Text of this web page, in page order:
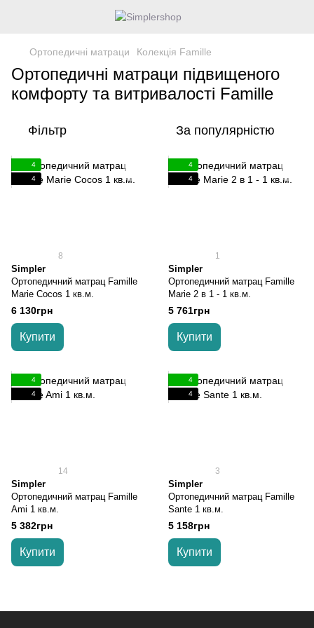
Ортопедичні матраци Колекція Famille
Ортопедичні матраци підвищеного
комфорту та витривалості Famille
Фільтр За популярністю
4
4
8
Simpler
Ортопедичний матрац Famille
Marie Cocos 1 кв.м.
6 130грн
Купити
4
4
1
Simpler
Ортопедичний матрац Famille
Marie 2 в 1 - 1 кв.м.
5 761грн
Купити
4
4
14
Simpler
Ортопедичний матрац Famille
Ami 1 кв.м.
5 382грн
Купити
4
4
3
Simpler
Ортопедичний матрац Famille
Sante 1 кв.м.
5 158грн
Купити